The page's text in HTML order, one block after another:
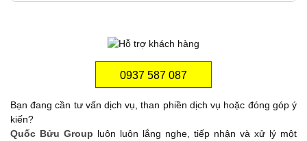
0937 587 087
Bạn đang cần tư vấn dịch vụ, than phiền dịch vụ hoặc đóng góp ý
kiến?
Quốc Bửu Group luôn luôn lắng nghe, tiếp nhận và xử lý một